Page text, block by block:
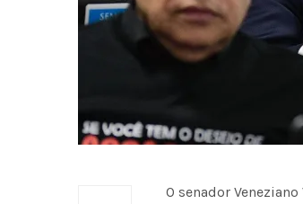
O senador